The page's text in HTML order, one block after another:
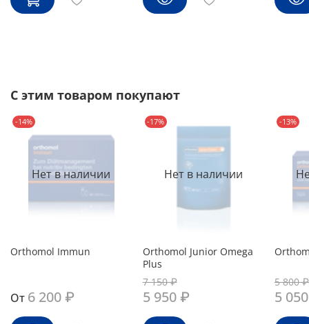
С этим товаром покупают
Нет в наличии
-14%
Orthomol Immun
От 6 200 ₽
Нет в наличии
-17%
Orthomol Junior Omega
Plus
7 150 ₽
5 950 ₽
-13%
5 800 ₽
5